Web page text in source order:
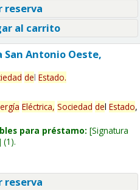
reserva
al carrito
Antonio Oeste,
del Estado.
Eléctrica, Sociedad del Estado,
para préstamo: Signatura
(1).
reserva